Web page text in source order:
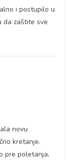
i postupilo u
da zaštite sve
novu
kretanje.
pre poletanja,